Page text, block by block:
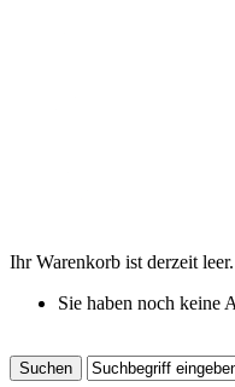
Ihr Warenkorb ist derzeit leer.
Sie haben noch keine